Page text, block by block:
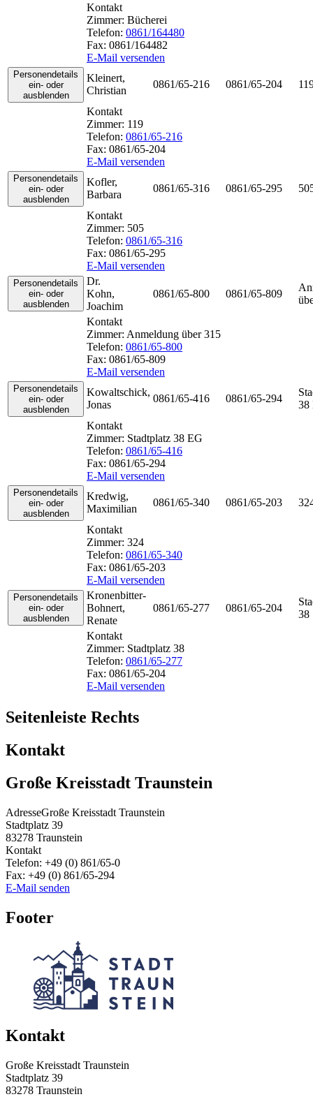
Kontakt
Zimmer: Bücherei
Telefon: 0861/164480
Fax: 0861/164482
E-Mail versenden
Personendetails
ein- oder
ausblenden
Kleinert,
Christian
0861/65-216 0861/65-204
Kontakt
Zimmer: 119
Telefon: 0861/65-216
Fax: 0861/65-204
E-Mail versenden
Personendetails
ein- oder
ausblenden
Kofler,
Barbara
0861/65-316 0861/65-295
Kontakt
Zimmer: 505
Telefon: 0861/65-316
Fax: 0861/65-295
E-Mail versenden
Personendetails
ein- oder
ausblenden
Dr.
Kohn,
Joachim
0861/65-800 0861/65-809
Kontakt
Zimmer: Anmeldung über 315
Telefon: 0861/65-800
Fax: 0861/65-809
E-Mail versenden
Personendetails
ein- oder
ausblenden
Kowaltschick,
Jonas
0861/65-416 0861/65-294
38
Kontakt
Zimmer: Stadtplatz 38 EG
Telefon: 0861/65-416
Fax: 0861/65-294
E-Mail versenden
Personendetails
ein- oder
ausblenden
Kredwig,
Maximilian
0861/65-340 0861/65-203
Kontakt
Zimmer: 324
Telefon: 0861/65-340
Fax: 0861/65-203
E-Mail versenden
Personendetails
ein- oder
ausblenden
Kronenbitter-
Bohnert,
Renate
0861/65-277 0861/65-204
38
Kontakt
Zimmer: Stadtplatz 38
Telefon: 0861/65-277
Fax: 0861/65-204
E-Mail versenden
Seitenleiste Rechts
Kontakt
Große Kreisstadt Traunstein
AdresseGroße Kreisstadt Traunstein
Stadtplatz 39
83278 Traunstein
Kontakt
Telefon: +49 (0) 861/65-0
Fax: +49 (0) 861/65-294
E-Mail senden
Footer
Kontakt
Große Kreisstadt Traunstein
Stadtplatz 39
83278 Traunstein